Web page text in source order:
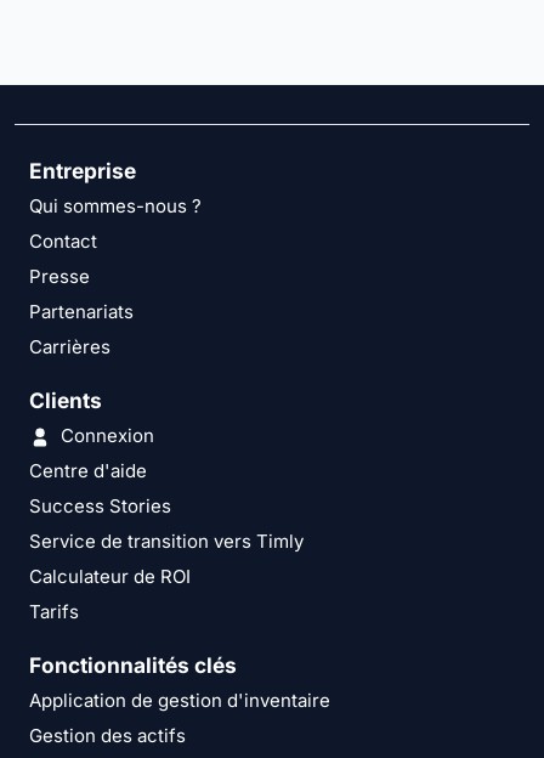
Entreprise
Qui sommes-nous ?
Contact
Presse
Partenariats
Carrières
Clients
Connexion
Centre d'aide
Success Stories
Service de transition vers Timly
Calculateur de ROI
Tarifs
Fonctionnalités clés
Application de gestion d'inventaire
Gestion des actifs